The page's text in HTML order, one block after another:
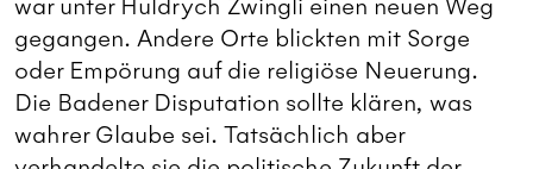
war unter Huldrych Zwingli einen neuen Weg
gegangen. Andere Orte blickten mit Sorge
oder Empörung auf die religiöse Neuerung.
Die Badener Disputation sollte klären, was
wahrer Glaube sei. Tatsächlich aber